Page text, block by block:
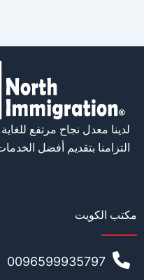
لدينا معدل نجاح مرتفع
التزامنا بتقديم أفضل
مكتب الكويت
0096599935797